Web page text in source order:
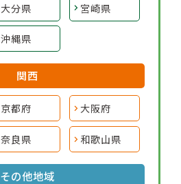
大分県 宮崎県
沖縄県
関西
京都府 大阪府
奈良県 和歌山県
その他地域